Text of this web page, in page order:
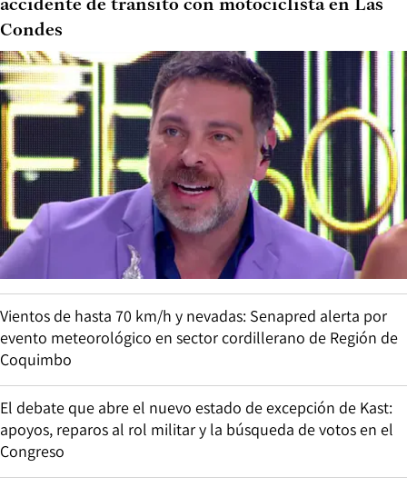
accidente de tránsito con motociclista en Las
Condes
Vientos de hasta 70 km/h y nevadas: Senapred alerta por
evento meteorológico en sector cordillerano de Región de
Coquimbo
El debate que abre el nuevo estado de excepción de Kast:
apoyos, reparos al rol militar y la búsqueda de votos en el
Congreso